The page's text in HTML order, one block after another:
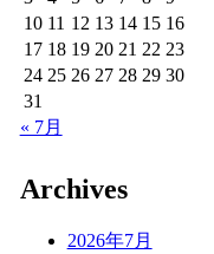
10 11 12 13 14 15 16
17 18 19 20 21 22 23
24 25 26 27 28 29 30
31
« 7月
Archives
2026年7月